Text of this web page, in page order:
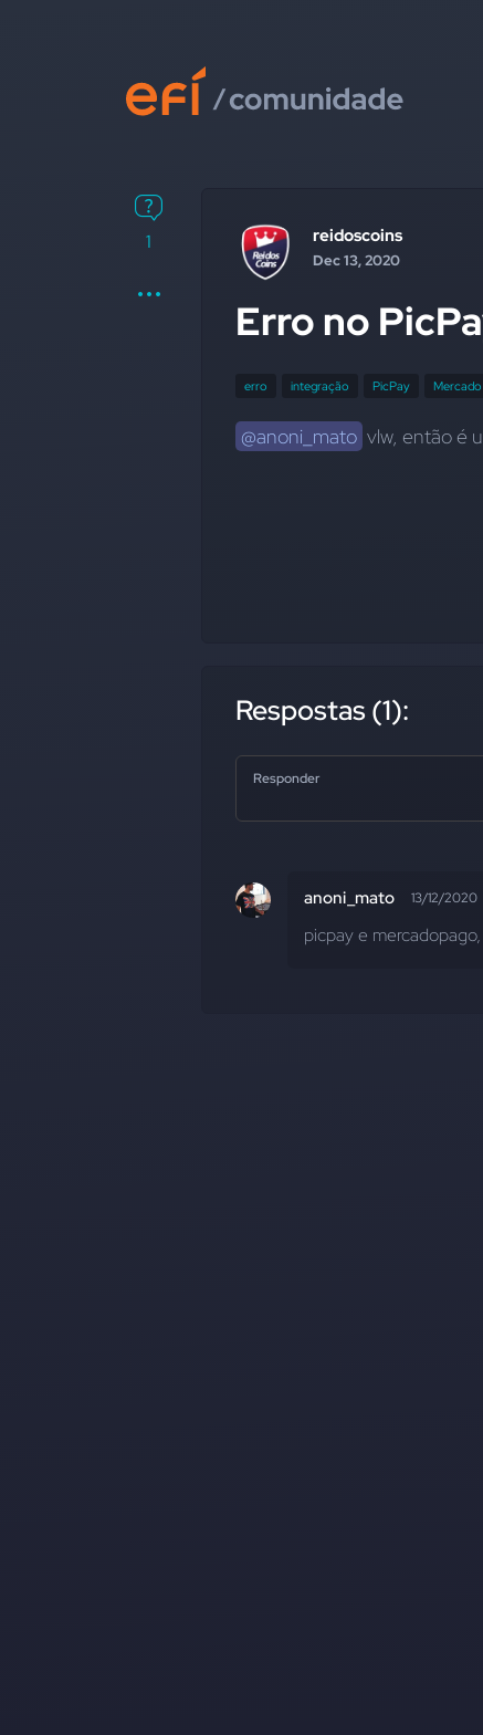
1 reidoscoins
Dec 13, 2020
Erro no
erro integração PicPay Mercado
@anoni_mato vlw, então é
Respostas (1):
Responder
anoni_mato 13/12/2020
picpay e